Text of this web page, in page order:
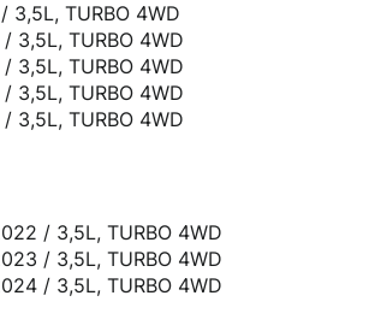
3,5L, TURBO 4WD
3,5L, TURBO 4WD
3,5L, TURBO 4WD
3,5L, TURBO 4WD
3,5L, TURBO 4WD
/ 3,5L, TURBO 4WD
/ 3,5L, TURBO 4WD
/ 3,5L, TURBO 4WD